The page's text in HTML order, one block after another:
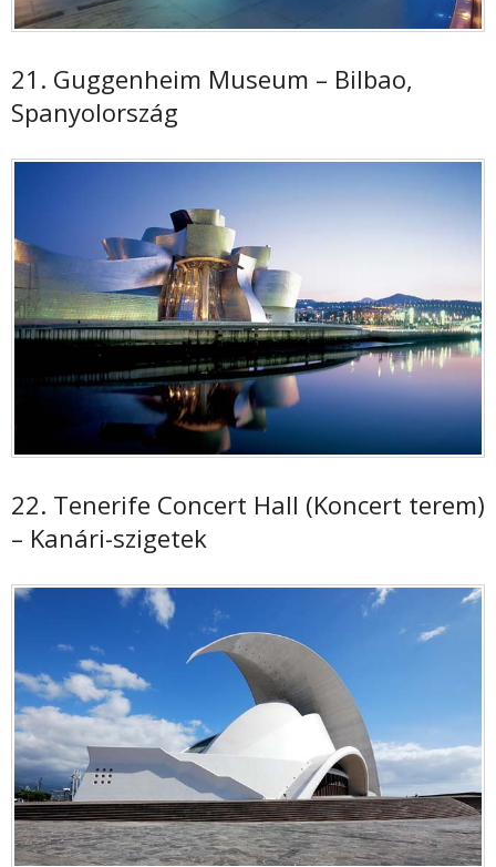
21. Guggenheim Museum – Bilbao,
Spanyolország
22. Tenerife Concert Hall (Koncert terem)
– Kanári-szigetek